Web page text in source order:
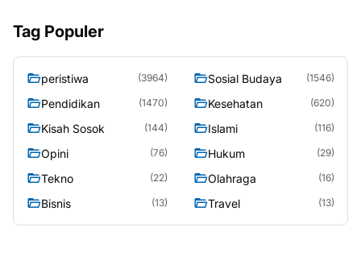
Tag Populer
peristiwa (3964) Sosial Budaya (1546)
Pendidikan (1470) Kesehatan (620)
Kisah Sosok (144) Islami (116)
Opini (76) Hukum (29)
Tekno (22) Olahraga (16)
Bisnis (13) Travel (13)